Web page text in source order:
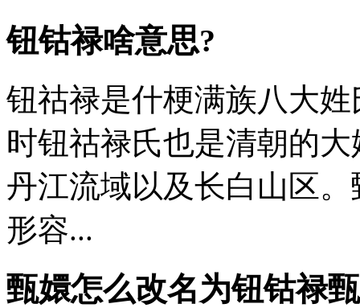
钮钴禄啥意思?
钮祜禄是什梗满族八大
时钮祜禄氏也是清朝的
丹江流域以及长白山区
形容...
甄嬛怎么改名为钮钴禄